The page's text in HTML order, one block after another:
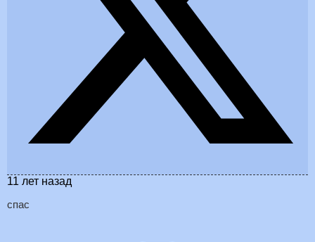
11 лет назад
спас